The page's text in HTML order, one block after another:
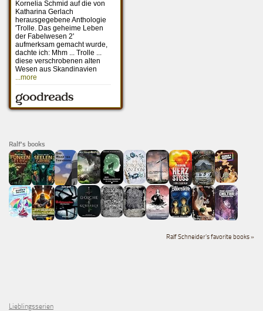
Ralf's books
Ralf Schneider's favorite books »
Lieblingsserien